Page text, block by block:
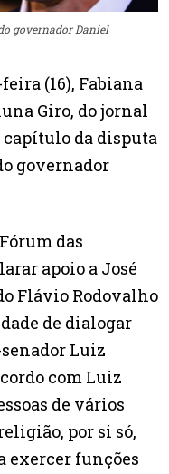
governador Daniel
(16), Fabiana
Giro, do jornal
capítulo da disputa
governador
das
apoio a José
Flávio Rodovalho
de dialogar
Luiz
com Luiz
de vários
por si só,
exercer funções